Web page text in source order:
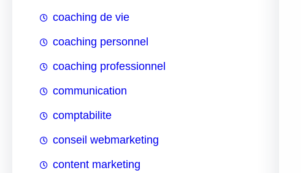
coaching de vie
coaching personnel
coaching professionnel
communication
comptabilite
conseil webmarketing
content marketing